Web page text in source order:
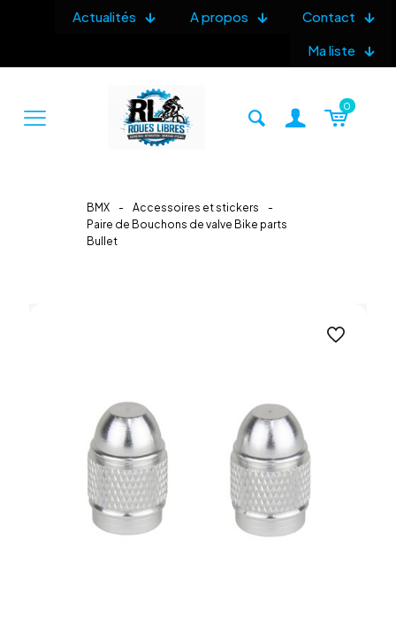
Actualités A propos
Contact
Ma liste
0
BMX - Accessoires et stickers
-
Paire de Bouchons de valve Bike parts
Bullet